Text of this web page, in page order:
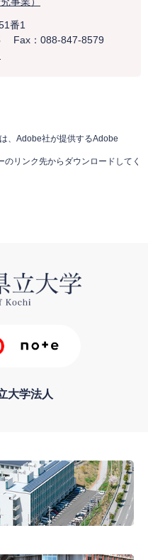
番1
Fax：088-847-8579
、Adobe社が提供するAdobe
リンク先からダウンロードしてく
大学法人